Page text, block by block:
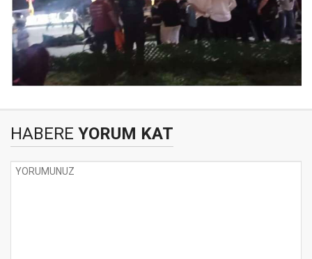
HABERE YORUM KAT